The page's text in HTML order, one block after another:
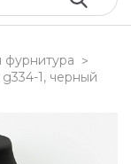
фурнитура >
1, черный